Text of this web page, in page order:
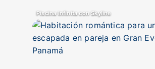
Piscina Infinita con Skyline